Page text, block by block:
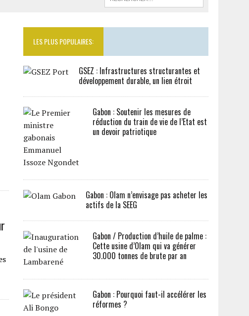
LES PLUS POPULAIRES:
GSEZ : Infrastructures structurantes et
développement durable, un lien étroit
Gabon : Soutenir les mesures de
réduction du train de vie de l’Etat est
un devoir patriotique
Gabon : Olam n’envisage pas acheter les
actifs de la SEEG
Gabon / Production d’huile de palme :
Cette usine d’Olam qui va générer
30.000 tonnes de brute par an
Gabon : Pourquoi faut-il accélérer les
réformes ?